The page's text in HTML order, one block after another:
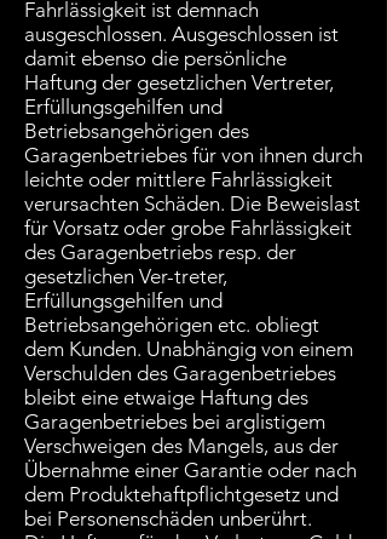
Fahrlässigkeit ist demnach
ausgeschlossen. Ausgeschlossen ist
damit ebenso die persönliche
Haftung der gesetzlichen Vertreter,
Erfüllungsgehilfen und
Betriebsangehörigen des
Garagenbetriebes für von ihnen durch
leichte oder mittlere Fahrlässigkeit
verursachten Schäden. Die Beweislast
für Vorsatz oder grobe Fahrlässigkeit
des Garagenbetriebs resp. der
gesetzlichen Ver-treter,
Erfüllungsgehilfen und
Betriebsangehörigen etc. obliegt
dem Kunden. Unabhängig von einem
Verschulden des Garagenbetriebes
bleibt eine etwaige Haftung des
Garagenbetriebes bei arglistigem
Verschweigen des Mangels, aus der
Übernahme einer Garantie oder nach
dem Produktehaftpflichtgesetz und
bei Personenschäden unberührt.